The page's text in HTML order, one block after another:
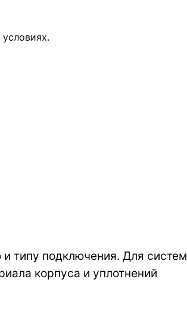
типу подключения. Для систем
корпуса и уплотнений